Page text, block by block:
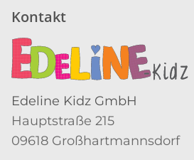
Kontakt
Edeline Kidz GmbH
Hauptstraße 215
09618 Großhartmannsdorf